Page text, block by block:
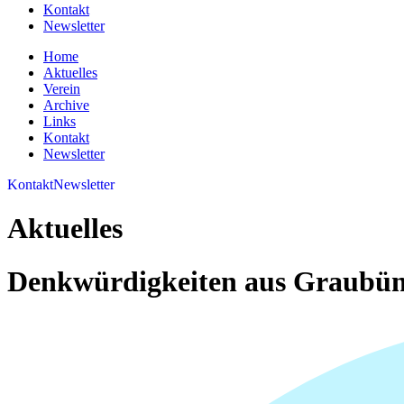
Kontakt
Newsletter
Home
Aktuelles
Verein
Archive
Links
Kontakt
Newsletter
KontaktNewsletter
Aktuelles
Denkwürdigkeiten aus